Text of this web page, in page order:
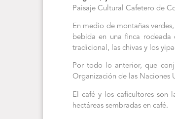
Paisaje Cultural Cafetero de
En medio de montañas
bebida en una finca
tradicional, las chivas y los
Por todo lo anterior, que
Organización de las Naciones
El café y los caficultores son
hectáreas sembradas en café.